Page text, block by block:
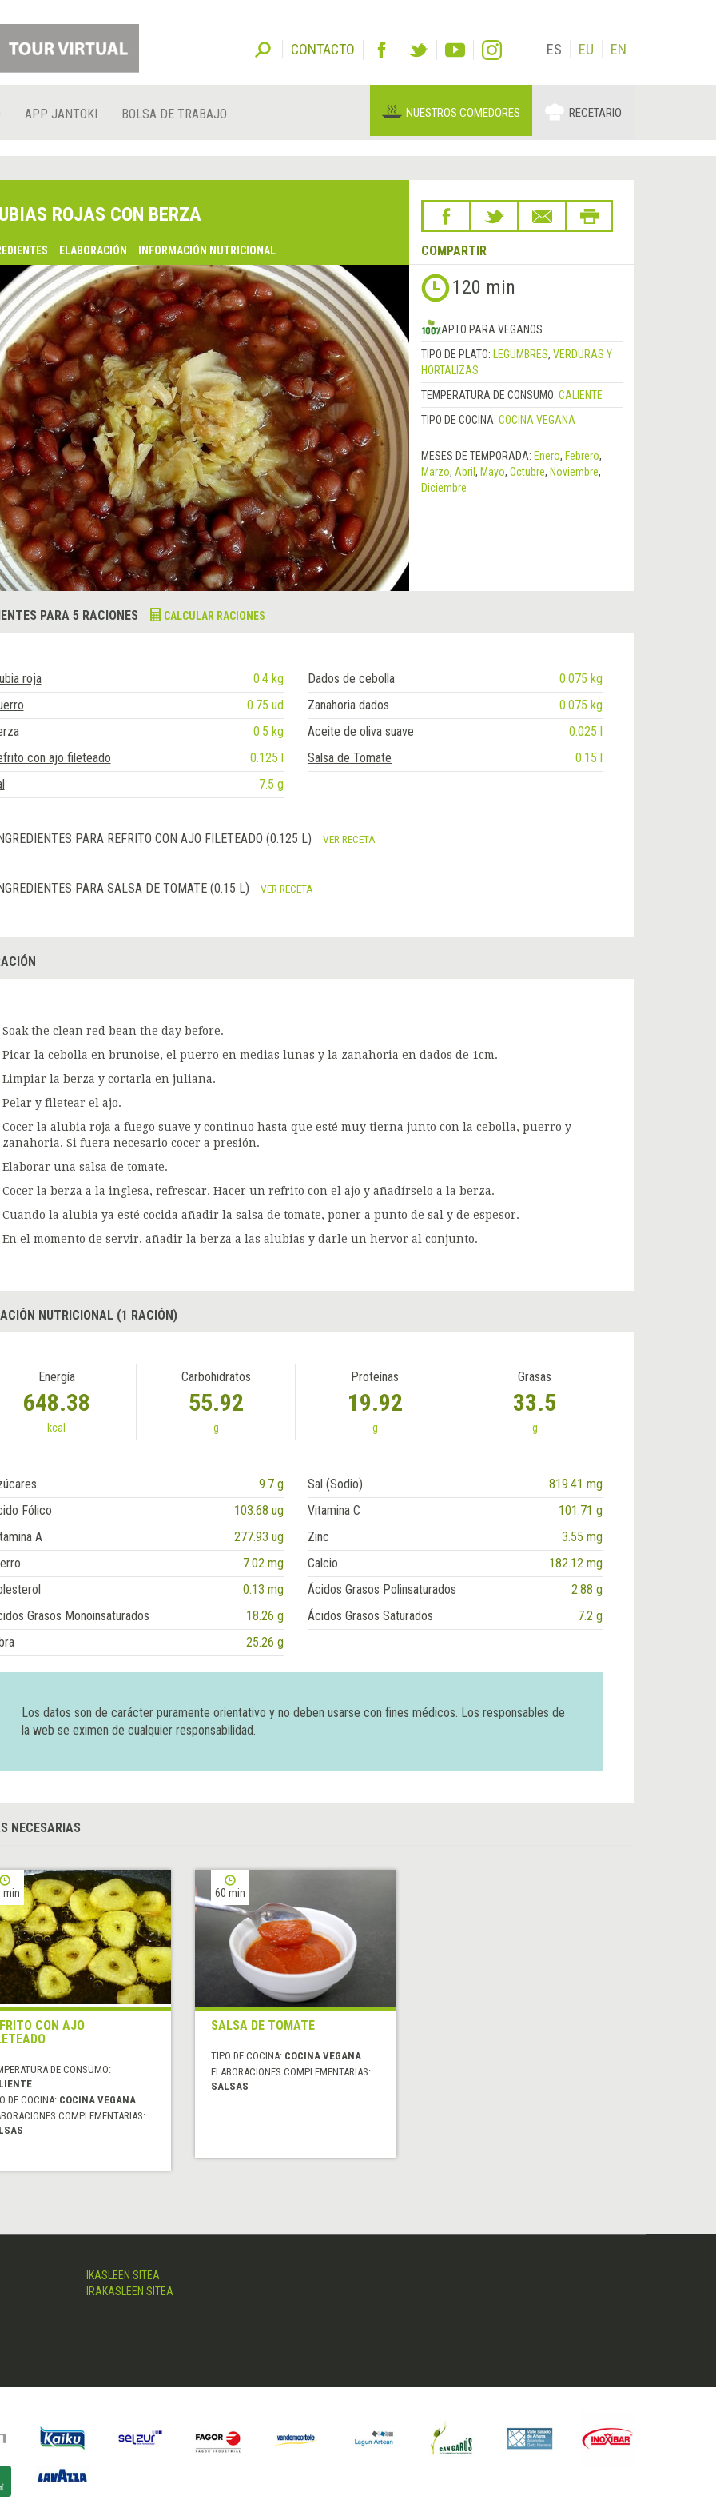
CONTACTO ES EU EN
APP JANTOKI BOLSA DE TRABAJO NUESTROS COMEDORES RECETARIO
ROJAS CON BERZA
ELABORACIÓN INFORMACIÓN NUTRICIONAL COMPARTIR
120 min
APTO PARA VEGANOS
TIPO DE PLATO:
LEGUMBRES, VERDURAS Y
HORTALIZAS
TEMPERATURA DE CONSUMO: CALIENTE
TIPO DE COCINA: COCINA VEGANA
MESES DE TEMPORADA: Enero, Febrero,
Marzo, Abril , Mayo, Octubre, Noviembre,
Diciembre
PARA 5 RACIONES CALCULAR RACIONES
roja 0.4 kg Dados de cebolla
0.075 kg
0.75 ud Zanahoria dados
0.075 kg
0.5 kg Aceite de oliva suave
0.025 l
con ajo fileteado
0.125 l Salsa de Tomate
0.15 l
7.5 g
PARA REFRITO CON AJO FILETEADO (0.125 L) VER RECETA
PARA SALSA DE TOMATE (0.15 L) VER RECETA
Soak the clean red bean the day before.
Picar la cebolla en brunoise, el puerro en medias lunas y la zanahoria en dados de 1cm.
Limpiar la berza y cortarla en juliana.
Pelar y filetear el ajo.
Cocer la alubia roja a fuego suave y continuo hasta que esté muy tierna junto con la cebolla, puerro y
zanahoria. Si fuera necesario cocer a presión.
Elaborar una salsa de tomate.
Cocer la berza a la inglesa, refrescar. Hacer un refrito con el ajo y añadírselo a la berza.
Cuando la alubia ya esté cocida añadir la salsa de tomate, poner a punto de sal y de espesor.
En el momento de servir, añadir la berza a las alubias y darle un hervor al conjunto.
NUTRICIONAL (1 RACIÓN)
Energía
648.38
kcal
Carbohidratos
55.92
g
Proteínas
19.92
g
Grasas
33.5
g
9.7 g Sal (Sodio)
819.41 mg
Fólico
103.68 ug Vitamina C
101.71 g
A
277.93 ug Zinc
3.55 mg
7.02 mg Calcio
182.12 mg
0.13 mg Ácidos Grasos Polinsaturados
2.88 g
Grasos Monoinsaturados
18.26 g Ácidos Grasos Saturados
7.2 g
25.26 g
Los datos son de carácter puramente orientativo y no deben usarse con fines médicos. Los responsables de
la web se eximen de cualquier responsabilidad.
NECESARIAS
min
CON AJO
DE CONSUMO:
DE COCINA: COCINA VEGANA
COMPLEMENTARIAS:
60 min
SALSA DE TOMATE
TIPO DE COCINA: COCINA VEGANA
ELABORACIONES COMPLEMENTARIAS:
SALSAS
IKASLEEN SITEA
IRAKASLEEN SITEA